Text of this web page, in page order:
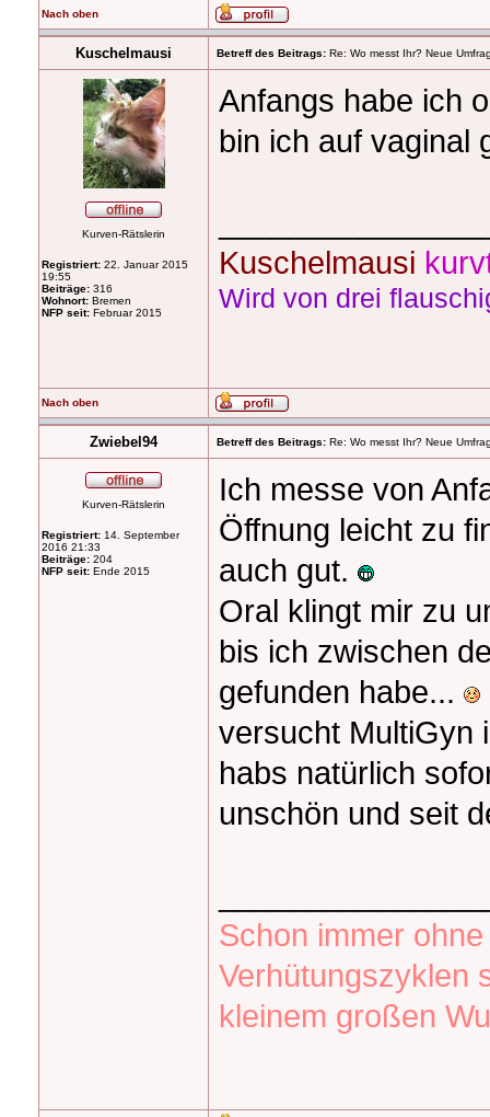
Nach oben
Kuschelmausi Betreff des Beitrags: Re: Wo messt Ihr? Neue
Kurven-Rätslerin
Registriert: 22. Januar 2015
19:55
Beiträge: 316
Wohnort: Bremen
NFP seit: Februar 2015
Anfangs habe ich
bin ich auf vaginal
Kuschelmausi
Wird von drei
Nach oben
Zwiebel94 Betreff des Beitrags: Re: Wo messt Ihr? Neue
Kurven-Rätslerin
Registriert: 14. September
2016 21:33
Beiträge: 204
NFP seit: Ende 2015
Ich messe von
Öffnung leicht zu
auch gut.
Oral klingt mir zu
bis ich zwischen
gefunden habe...
versucht MultiGyn
habs natürlich
unschön und seit
Schon immer
Verhütungszyklen
kleinem großen